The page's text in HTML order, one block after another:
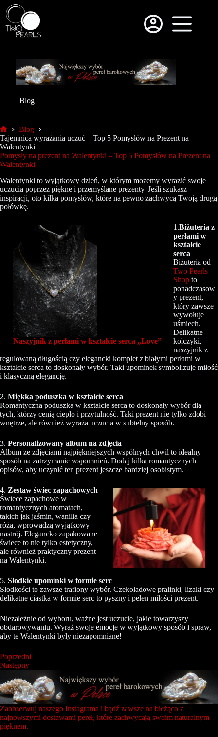
Blog
Blog
Tajemnica wyrażania uczuć – Top 5 Pomysłów na Prezent na
Walentynki
Pomysły na prezent na Walentynki – Top 5 Pomysłów na Prezent na
Walentynki
Walentynki to wyjątkowy dzień, w którym możemy wyrazić swoje
uczucia poprzez piękne i przemyślane prezenty. Jeśli szukasz
inspiracji, oto kilka pomysłów, które na pewno zachwycą Twoją drugą
połówkę.
Naszyjnik z perłami w kształcie serca „Love”
1.Biżuteria z
perłami w
kształcie
serca
Biżuteria od
Two Pearls
Shopto
ponadczasow
y prezent,
który zawsze
wywołuje
uśmiech.
Delikatne
kolczyki,
naszyjnik z
regulowaną długością czy elegancki komplet z białymi perłami w
kształcie serca to doskonały wybór. Taki upominek symbolizuje miłość
i klasyczną elegancję.
2. Miękka poduszka w kształcie serca
Romantyczna poduszka w kształcie serca to doskonały wybór dla
tych, którzy cenią ciepło i przytulność. Taki prezent nie tylko zdobi
wnętrze, ale również wyraża uczucia w subtelny sposób.
3. Personalizowany album na zdjęcia
Album ze zdjęciami najpiękniejszych wspólnych chwil to idealny
sposób na zatrzymanie wspomnień. Dodaj kilka romantycznych
opisów, aby uczynić ten prezent jeszcze bardziej osobistym.
4. Zestaw świec zapachowych
Świece zapachowe w
romantycznych aromatach,
takich jak jaśmin, wanilia czy
róża, wprowadzą wyjątkowy
nastrój. Elegancko zapakowane
świece to nie tylko estetyczny,
ale również praktyczny prezent
na Walentynki.
5. Słodkie upominki w formie serc
Słodkości to zawsze trafiony wybór. Czekoladowe pralinki, lizaki czy
delikatne ciastka w formie serc to pyszny i pełen miłości prezent.
Niezależnie od wyboru, ważne jest uczucie, jakie towarzyszy
obdarowywaniu. Wyraź swoje emocje w wyjątkowy sposób i spraw,
aby te Walentynki były niezapomniane!
Poprzedni
Następny
Zaobserwuj naszego Instagrama i bądź zawsze na bieżąco z
najnowszymi dostawami pereł, które zachwycają swoim naturalnym
pięknem.